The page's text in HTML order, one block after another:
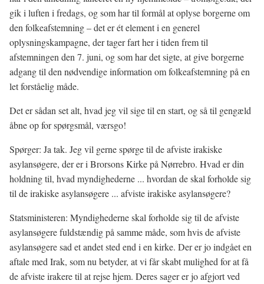
gik i luften i fredags, og som har til formål at oplyse borgerne om
den folkeafstemning – det er ét element i en generel
oplysningskampagne, der tager fart her i tiden frem til
afstemningen den 7. juni, og som har det sigte, at give borgerne
adgang til den nødvendige information om folkeafstemning på en
let forståelig måde.
Det er sådan set alt, hvad jeg vil sige til en start, og så til gengæld
åbne op for spørgsmål, værsgo!
Spørger: Ja tak. Jeg vil gerne spørge til de afviste irakiske
asylansøgere, der er i Brorsons Kirke på Nørrebro. Hvad er din
holdning til, hvad myndighederne ... hvordan de skal forholde sig
til de irakiske asylansøgere ... afviste irakiske asylansøgere?
Statsministeren: Myndighederne skal forholde sig til de afviste
asylansøgere fuldstændig på samme måde, som hvis de afviste
asylansøgere sad et andet sted end i en kirke. Der er jo indgået en
aftale med Irak, som nu betyder, at vi får skabt mulighed for at få
de afviste irakere til at rejse hjem. Deres sager er jo afgjort ved